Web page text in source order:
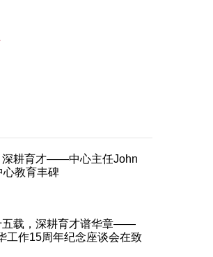
深耕育才——中心主任John
心教育丰碑
五载，深耕育才谱华章——
工作15周年纪念座谈会在致